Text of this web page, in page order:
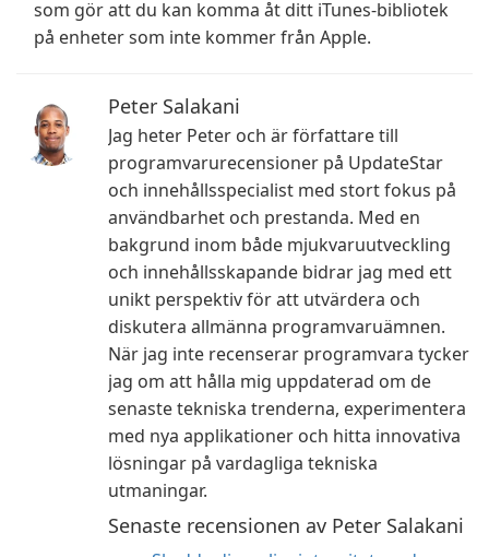
som gör att du kan komma åt ditt iTunes-bibliotek
på enheter som inte kommer från Apple.
Peter Salakani
Jag heter Peter och är författare till
programvarurecensioner på UpdateStar
och innehållsspecialist med stort fokus på
användbarhet och prestanda. Med en
bakgrund inom både mjukvaruutveckling
och innehållsskapande bidrar jag med ett
unikt perspektiv för att utvärdera och
diskutera allmänna programvaruämnen.
När jag inte recenserar programvara tycker
jag om att hålla mig uppdaterad om de
senaste tekniska trenderna, experimentera
med nya applikationer och hitta innovativa
lösningar på vardagliga tekniska
utmaningar.
Senaste recensionen av Peter Salakani